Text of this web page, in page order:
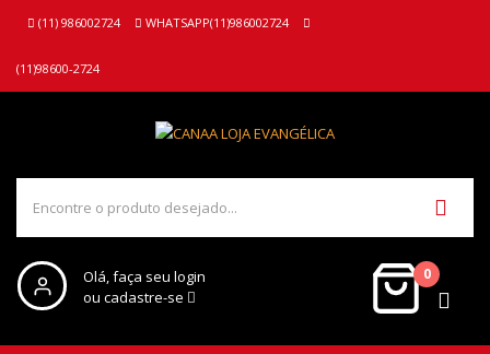
(11) 986002724 WHATSAPP(11)986002724
(11)98600-2724
Olá, faça seu login
ou cadastre-se
0